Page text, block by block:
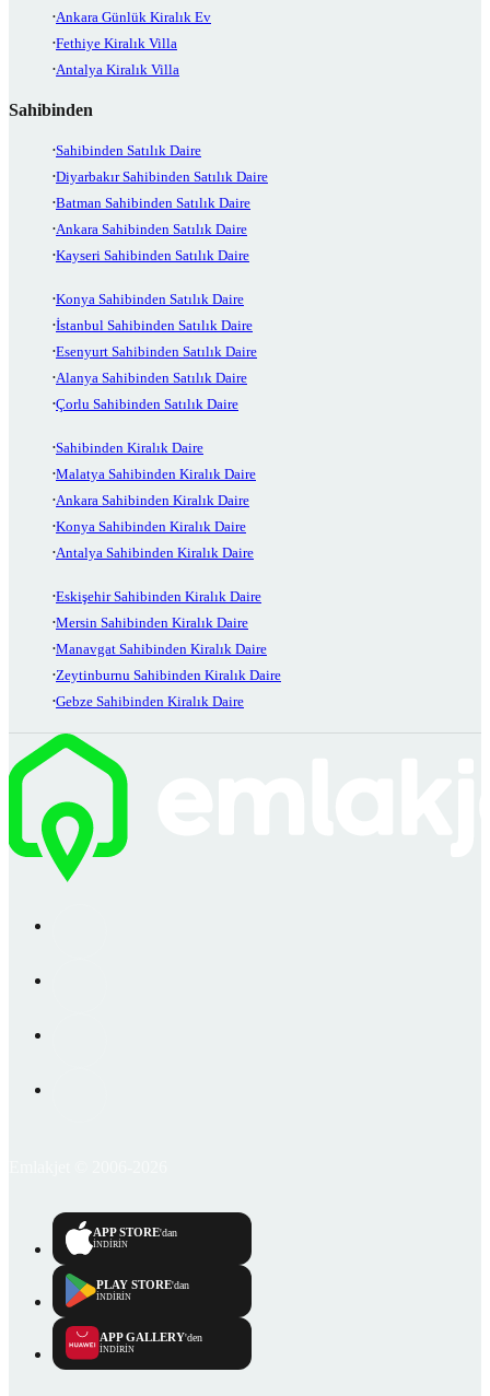
Ankara Günlük Kiralık Ev
Fethiye Kiralık Villa
Antalya Kiralık Villa
Sahibinden
Sahibinden Satılık Daire
Diyarbakır Sahibinden Satılık Daire
Batman Sahibinden Satılık Daire
Ankara Sahibinden Satılık Daire
Kayseri Sahibinden Satılık Daire
Konya Sahibinden Satılık Daire
İstanbul Sahibinden Satılık Daire
Esenyurt Sahibinden Satılık Daire
Alanya Sahibinden Satılık Daire
Çorlu Sahibinden Satılık Daire
Sahibinden Kiralık Daire
Malatya Sahibinden Kiralık Daire
Ankara Sahibinden Kiralık Daire
Konya Sahibinden Kiralık Daire
Antalya Sahibinden Kiralık Daire
Eskişehir Sahibinden Kiralık Daire
Mersin Sahibinden Kiralık Daire
Manavgat Sahibinden Kiralık Daire
Zeytinburnu Sahibinden Kiralık Daire
Gebze Sahibinden Kiralık Daire
APP STORE'dan
İNDİRİN
PLAY STORE'dan
İNDİRİN
APP GALLERY'den
İNDİRİN